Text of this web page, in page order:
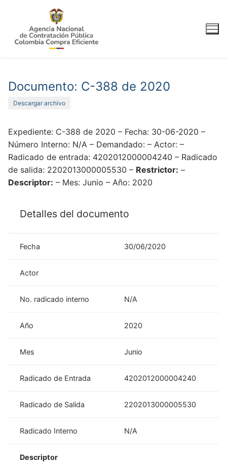
contenido
Documento: C-388 de 2020
Descargar archivo
Expediente: C-388 de 2020 – Fecha: 30-06-2020 –
Número Interno: N/A – Demandado: – Actor: –
Radicado de entrada: 4202012000004240 – Radicado
de salida: 2202013000005530 – Restrictor: –
Descriptor: – Mes: Junio – Año: 2020
Detalles del documento
Fecha 30/06/2020
Actor
No. radicado interno N/A
Año 2020
Mes Junio
Radicado de Entrada 4202012000004240
Radicado de Salida 2202013000005530
Radicado Interno N/A
Descriptor